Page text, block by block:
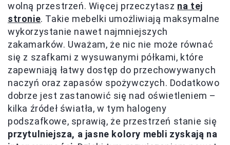
wolną przestrzeń. Więcej przeczytasz na tej
stronie. Takie mebelki umożliwiają maksymalne
wykorzystanie nawet najmniejszych
zakamarków. Uważam, że nic nie może równać
się z szafkami z wysuwanymi półkami, które
zapewniają łatwy dostęp do przechowywanych
naczyń oraz zapasów spożywczych. Dodatkowo
dobrze jest zastanowić się nad oświetleniem –
kilka źródeł światła, w tym halogeny
podszafkowe, sprawią, że przestrzeń stanie się
przytulniejsza, a jasne kolory mebli zyskają na